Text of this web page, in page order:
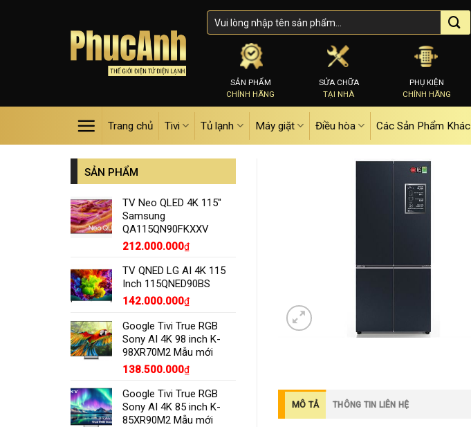
SẢN PHẨM
CHÍNH HÃNG
SỬA CHỮA
TẠI NHÀ
PHỤ KIỆN
CHÍNH HÃNG
Trang chủ Tivi Tủ lạnh Máy giặt Điều hòa Các Sản Phẩm Khác
MÔ TẢ THÔNG TIN LIÊN HỆ
SẢN PHẨM
TV Neo QLED 4K 115''
Samsung
QA115QN90FKXXV
212.000.000₫
TV QNED LG AI 4K 115
Inch 115QNED90BS
142.000.000₫
Google Tivi True RGB
Sony AI 4K 98 inch K-
98XR70M2 Mẫu mới
138.500.000₫
Google Tivi True RGB
Sony AI 4K 85 inch K-
85XR90M2 Mẫu mới